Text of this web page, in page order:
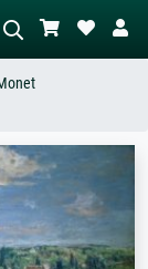
– es. prato verde,
rosso, dipinto a
in piedi vicino a un
albero.